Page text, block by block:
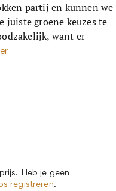
partij en kunnen we
juiste groene keuzes te
want er
Heb je geen
registreren.